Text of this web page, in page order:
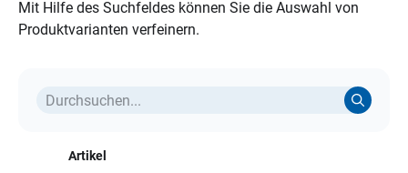
Mit Hilfe des Suchfeldes können Sie die Auswahl von
Produktvarianten verfeinern.
Artikel